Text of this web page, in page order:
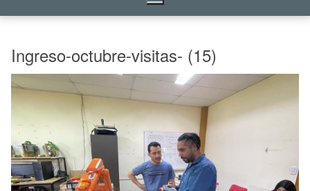
Ingreso-octubre-visitas- (15)